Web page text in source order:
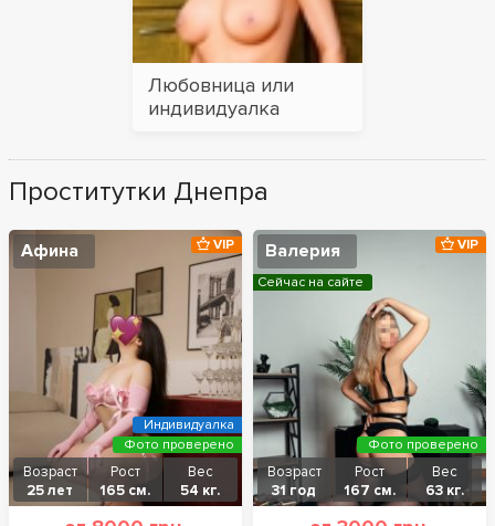
Любовница или
индивидуалка
Проститутки Днепра
Афина
Возраст
25 лет
Рост
165 см.
Вес
54 кг.
VIP
Фото проверено
Индивидуалка
Валерия
Возраст
31 год
Рост
167 см.
Вес
63 кг.
VIP
Сейчас на сайте
Фото проверено